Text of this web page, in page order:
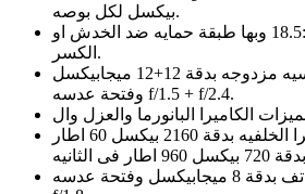
بيكسل لكل بوصه.
الشاشة تاتى بابعاد 18.5:9 وبها طبقة حمايه ضد الخدش او
الكسر.
كاميرا الهاتف الرئيسيه مزدوجه بدقة 12+12 ميجابيكسل
وفتحة عدسه f/1.5 + f/2.4.
تصوير الفيديو فى الكاميرا الخلفيه بدقة 2160 بيكسل 60 اطار
الكاميرا الامامية للهاتف بدقة 8 ميجابيكسل وفتحة عدسه